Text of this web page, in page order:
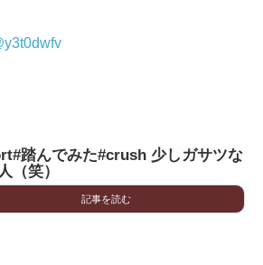
踏んでみた#crush 少しガサツな
（笑）
記事を読む